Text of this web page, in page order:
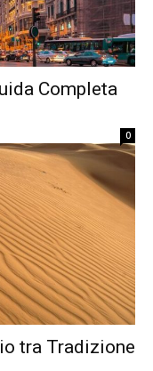
Completa
0
tra Tradizione